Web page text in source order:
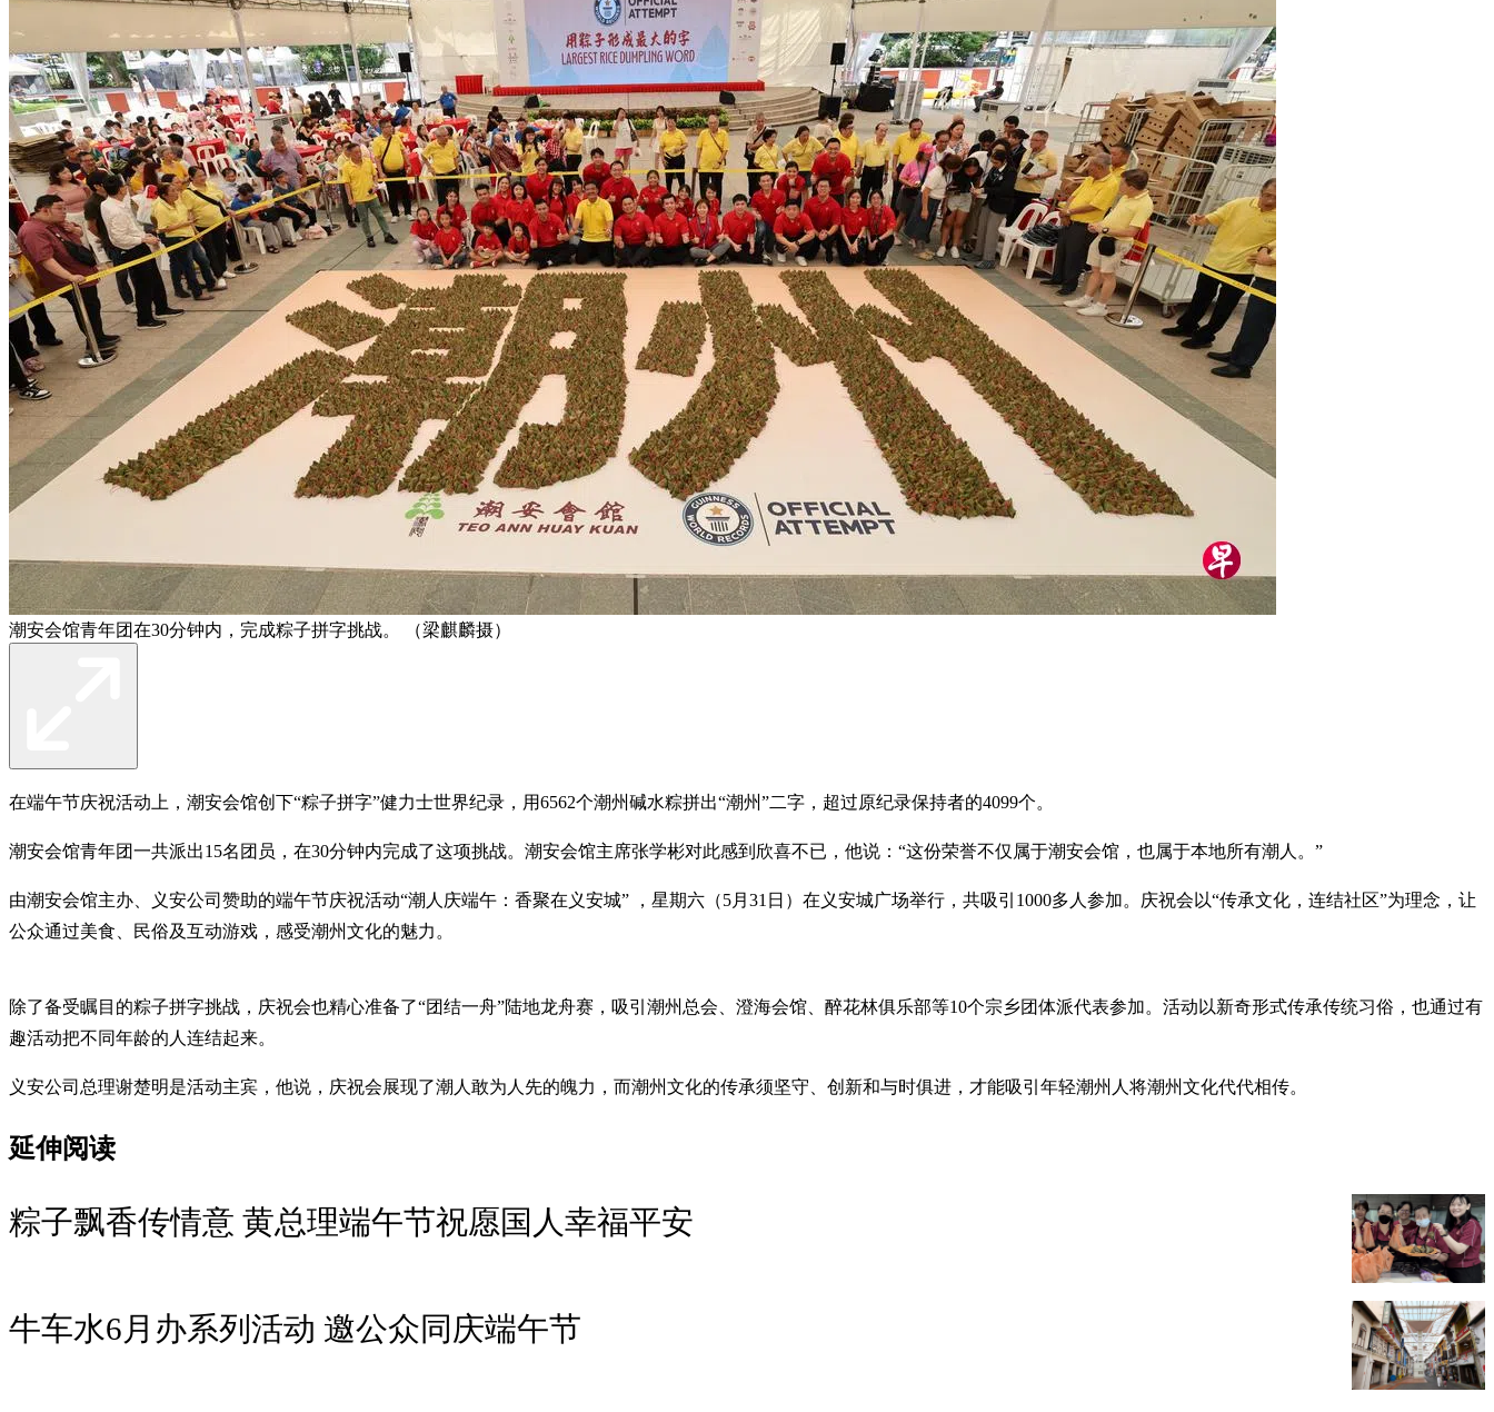
潮安会馆青年团在30分钟内，完成粽子拼字挑战。 （梁麒麟摄）
在端午节庆祝活动上，潮安会馆创下“粽子拼字”健力士世界纪录，用6562个潮州碱水粽拼出“潮州”二字，超过原纪录保持者的4099个。
潮安会馆青年团一共派出15名团员，在30分钟内完成了这项挑战。潮安会馆主席张学彬对此感到欣喜不已，他说：“这份荣誉不仅属于潮安会馆，也属于本地所有潮人。”
由潮安会馆主办、义安公司赞助的端午节庆祝活动“潮人庆端午：香聚在义安城” ，星期六（5月31日）在义安城广场举行，共吸引1000多人参加。庆祝会以“传承文化，连结社区”为理念，让
公众通过美食、民俗及互动游戏，感受潮州文化的魅力。
除了备受瞩目的粽子拼字挑战，庆祝会也精心准备了“团结一舟”陆地龙舟赛，吸引潮州总会、澄海会馆、醉花林俱乐部等10个宗乡团体派代表参加。活动以新奇形式传承传统习俗，也通过有
趣活动把不同年龄的人连结起来。
义安公司总理谢楚明是活动主宾，他说，庆祝会展现了潮人敢为人先的魄力，而潮州文化的传承须坚守、创新和与时俱进，才能吸引年轻潮州人将潮州文化代代相传。
延伸阅读
粽子飘香传情意 黄总理端午节祝愿国人幸福平安
牛车水6月办系列活动 邀公众同庆端午节